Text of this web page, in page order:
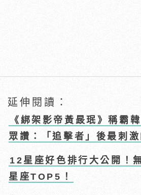
延伸閱讀：
《綁架影帝黃晸珉》稱霸
眾讚：「追擊者」後最刺激
12星座好色排行大公開！
星座TOP5！